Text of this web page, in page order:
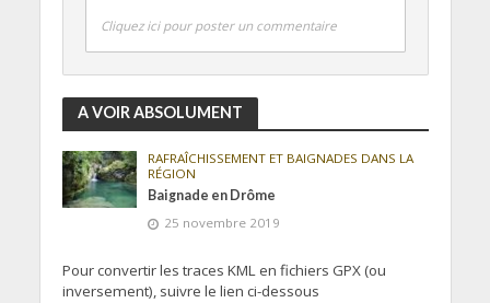
Cliquez ici pour poster un commentaire
A VOIR ABSOLUMENT
RAFRAÎCHISSEMENT ET BAIGNADES DANS LA
RÉGION
Baignade en Drôme
25 novembre 2019
Pour convertir les traces KML en fichiers GPX (ou
inversement), suivre le lien ci-dessous